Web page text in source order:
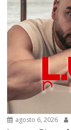
agosto 6, 2026